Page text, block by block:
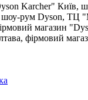
Karcher" Київ,
шоу-рум Dyson, ТЦ
магазин
фірмовий